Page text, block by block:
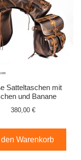
Satteltaschen mit
und Banane
380,00 €
den Warenkorb